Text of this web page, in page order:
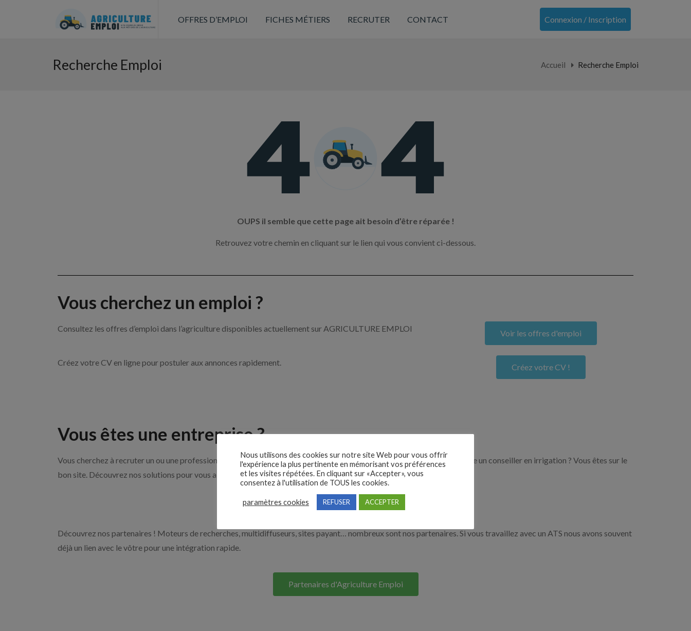
OFFRES D’EMPLOI FICHES MÉTIERS RECRUTER CONTACT Connexion / Inscription
Recherche Emploi Accueil Recherche Emploi
OUPS il semble que cette page ait besoin d’être réparée !
Retrouvez votre chemin en cliquant sur le lien qui vous convient ci-dessous.
Vous cherchez un emploi ?
Consultez les offres d’emploi dans l’agriculture disponibles actuellement sur AGRICULTURE EMPLOI Voir les offres d'emploi
Créez votre CV en ligne pour postuler aux annonces rapidement. Créez votre CV !
Vous êtes une entreprise ?
Vous cherchez à recruter un ou une professionnelle de l’agriculture par exemple un tractoriste, un arboriculteur ou encore un conseiller en irrigation ? Vous êtes sur le
bon site. Découvrez nos solutions pour vous aider à recruter en cliquant sur le bouton ci-dessous.
Nos solutions entreprises
Découvrez nos partenaires ! Moteurs de recherches, multidiffuseurs, sites payant… nombreux sont nos partenaires. Si vous travaillez avec un ATS nous avons souvent
déjà un lien avec le vôtre pour une intégration rapide.
Partenaires d'Agriculture Emploi
Nous utilisons des cookies sur notre site Web pour vous offrir
l'expérience la plus pertinente en mémorisant vos préférences
et les visites répétées. En cliquant sur «Accepter», vous
consentez à l'utilisation de TOUS les cookies.
paramètres cookies REFUSER ACCEPTER